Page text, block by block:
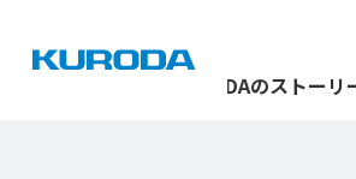
KURODAのストーリ